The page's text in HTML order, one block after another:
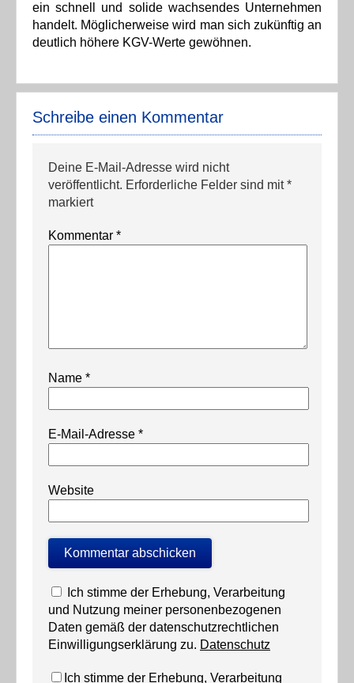
ein schnell und solide wachsendes Unternehmen
handelt. Möglicherweise wird man sich zukünftig an
deutlich höhere KGV-Werte gewöhnen.
Schreibe einen Kommentar
Deine E-Mail-Adresse wird nicht
veröffentlicht. Erforderliche Felder sind mit*
markiert
Kommentar *
Name *
E-Mail-Adresse *
Website
Ich stimme der Erhebung, Verarbeitung
und Nutzung meiner personenbezogenen
Daten gemäß der datenschutzrechtlichen
Einwilligungserklärung zu. Datenschutz
Ich stimme der Erhebung, Verarbeitung